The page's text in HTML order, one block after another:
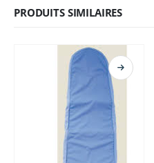
PRODUITS SIMILAIRES